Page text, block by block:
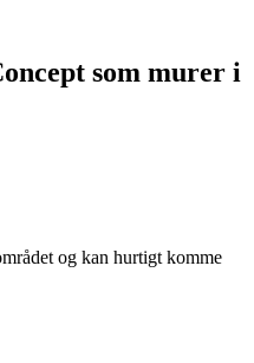
som murer i
og kan hurtigt komme